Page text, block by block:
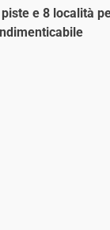
e 8 località